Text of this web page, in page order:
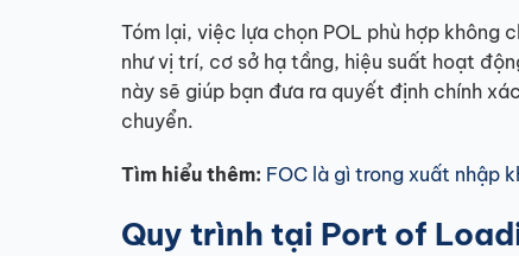
Tóm lại, việc lựa chọn POL phù hợp không
như vị trí, cơ sở hạ tầng, hiệu suất hoạt
này sẽ giúp bạn đưa ra quyết định chính
chuyển.
Tìm hiểu thêm: FOC là gì trong xuất nhập
Quy trình tại Port of